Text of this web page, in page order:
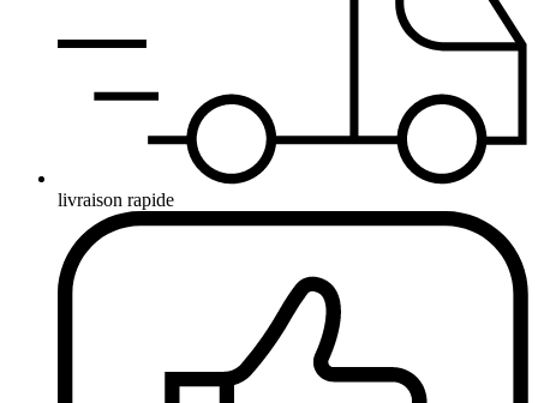
livraison rapide